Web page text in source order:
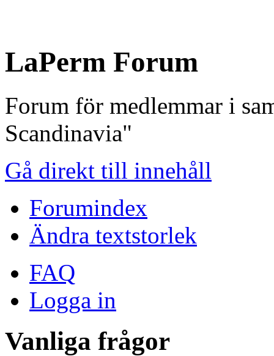
LaPerm Forum
Forum för medlemmar i
Scandinavia"
Gå direkt till innehåll
Forumindex
Ändra textstorlek
FAQ
Logga in
Vanliga frågor